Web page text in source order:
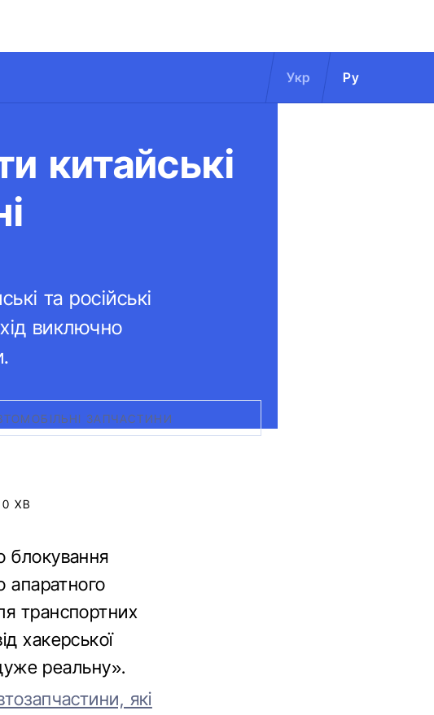
Укр Ру
китайські
та російські
виключно
ЗАПЧАСТИНИ
0 ХВ
блокування
апаратного
транспортних
хакерської
реальну».
які